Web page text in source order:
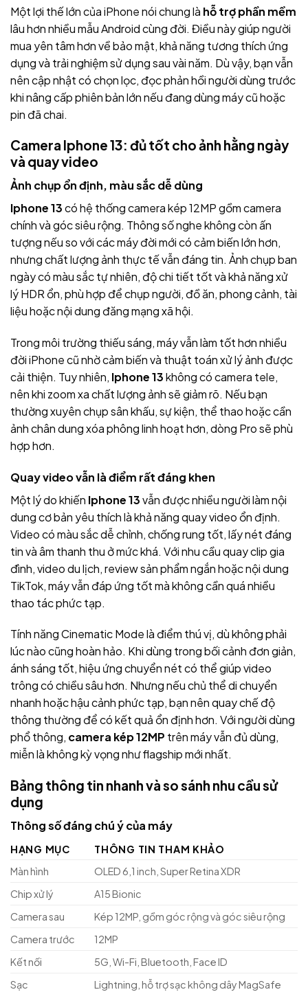
Một lợi thế lớn của iPhone nói chung là hỗ trợ phần mềm
lâu hơn nhiều mẫu Android cùng đời. Điều này giúp người
mua yên tâm hơn về bảo mật, khả năng tương thích ứng
dụng và trải nghiệm sử dụng sau vài năm. Dù vậy, bạn vẫn
nên cập nhật có chọn lọc, đọc phản hồi người dùng trước
khi nâng cấp phiên bản lớn nếu đang dùng máy cũ hoặc
pin đã chai.
Camera Iphone 13: đủ tốt cho ảnh hằng ngày
và quay video
Ảnh chụp ổn định, màu sắc dễ dùng
Iphone 13có hệ thống camera kép 12MP gồm camera
chính và góc siêu rộng. Thông số nghe không còn ấn
tượng nếu so với các máy đời mới có cảm biến lớn hơn,
nhưng chất lượng ảnh thực tế vẫn đáng tin. Ảnh chụp ban
ngày có màu sắc tự nhiên, độ chi tiết tốt và khả năng xử
lý HDR ổn, phù hợp để chụp người, đồ ăn, phong cảnh, tài
liệu hoặc nội dung đăng mạng xã hội.
Trong môi trường thiếu sáng, máy vẫn làm tốt hơn nhiều
đời iPhone cũ nhờ cảm biến và thuật toán xử lý ảnh được
cải thiện. Tuy nhiên, Iphone 13không có camera tele,
nên khi zoom xa chất lượng ảnh sẽ giảm rõ. Nếu bạn
thường xuyên chụp sân khấu, sự kiện, thể thao hoặc cần
ảnh chân dung xóa phông linh hoạt hơn, dòng Pro sẽ phù
hợp hơn.
Quay video vẫn là điểm rất đáng khen
Một lý do khiến Iphone 13vẫn được nhiều người làm nội
dung cơ bản yêu thích là khả năng quay video ổn định.
Video có màu sắc dễ chỉnh, chống rung tốt, lấy nét đáng
tin và âm thanh thu ở mức khá. Với nhu cầu quay clip gia
đình, video du lịch, review sản phẩm ngắn hoặc nội dung
TikTok, máy vẫn đáp ứng tốt mà không cần quá nhiều
thao tác phức tạp.
Tính năng Cinematic Mode là điểm thú vị, dù không phải
lúc nào cũng hoàn hảo. Khi dùng trong bối cảnh đơn giản,
ánh sáng tốt, hiệu ứng chuyển nét có thể giúp video
trông có chiều sâu hơn. Nhưng nếu chủ thể di chuyển
nhanh hoặc hậu cảnh phức tạp, bạn nên quay chế độ
thông thường để có kết quả ổn định hơn. Với người dùng
phổ thông, camera kép 12MP trên máy vẫn đủ dùng,
miễn là không kỳ vọng như flagship mới nhất.
Bảng thông tin nhanh và so sánh nhu cầu sử
dụng
Thông số đáng chú ý của máy
HẠNG MỤC
THÔNG TIN THAM KHẢO
Màn hình
OLED 6,1 inch, Super Retina XDR
Chip xử lý
A15 Bionic
Camera sau
Kép 12MP, gồm góc rộng và góc siêu rộng
Camera trước
12MP
Kết nối
5G, Wi-Fi, Bluetooth, Face ID
Sạc
Lightning, hỗ trợ sạc không dây MagSafe